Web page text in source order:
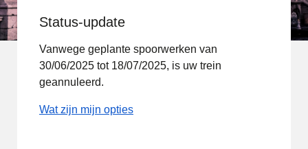
Status-update
Vanwege geplante spoorwerken van
30/06/2025 tot 18/07/2025, is uw trein
geannuleerd.
Wat zijn mijn opties